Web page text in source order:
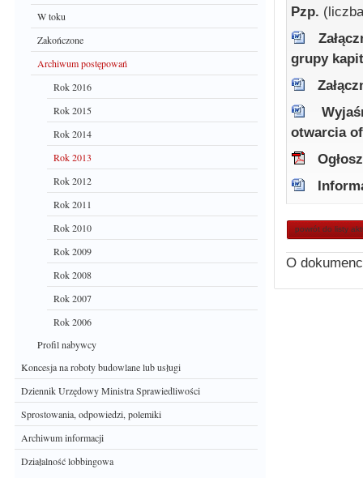
W toku
Zakończone
Archiwum postępowań
Rok 2016
Rok 2015
Rok 2014
Rok 2013
Rok 2012
Rok 2011
Rok 2010
Rok 2009
Rok 2008
Rok 2007
Rok 2006
Profil nabywcy
Koncesja na roboty budowlane lub usługi
Dziennik Urzędowy Ministra Sprawiedliwości
Sprostowania, odpowiedzi, polemiki
Archiwum informacji
Działalność lobbingowa
Pzp.
grupy
otwarcia
powrót do listy
O